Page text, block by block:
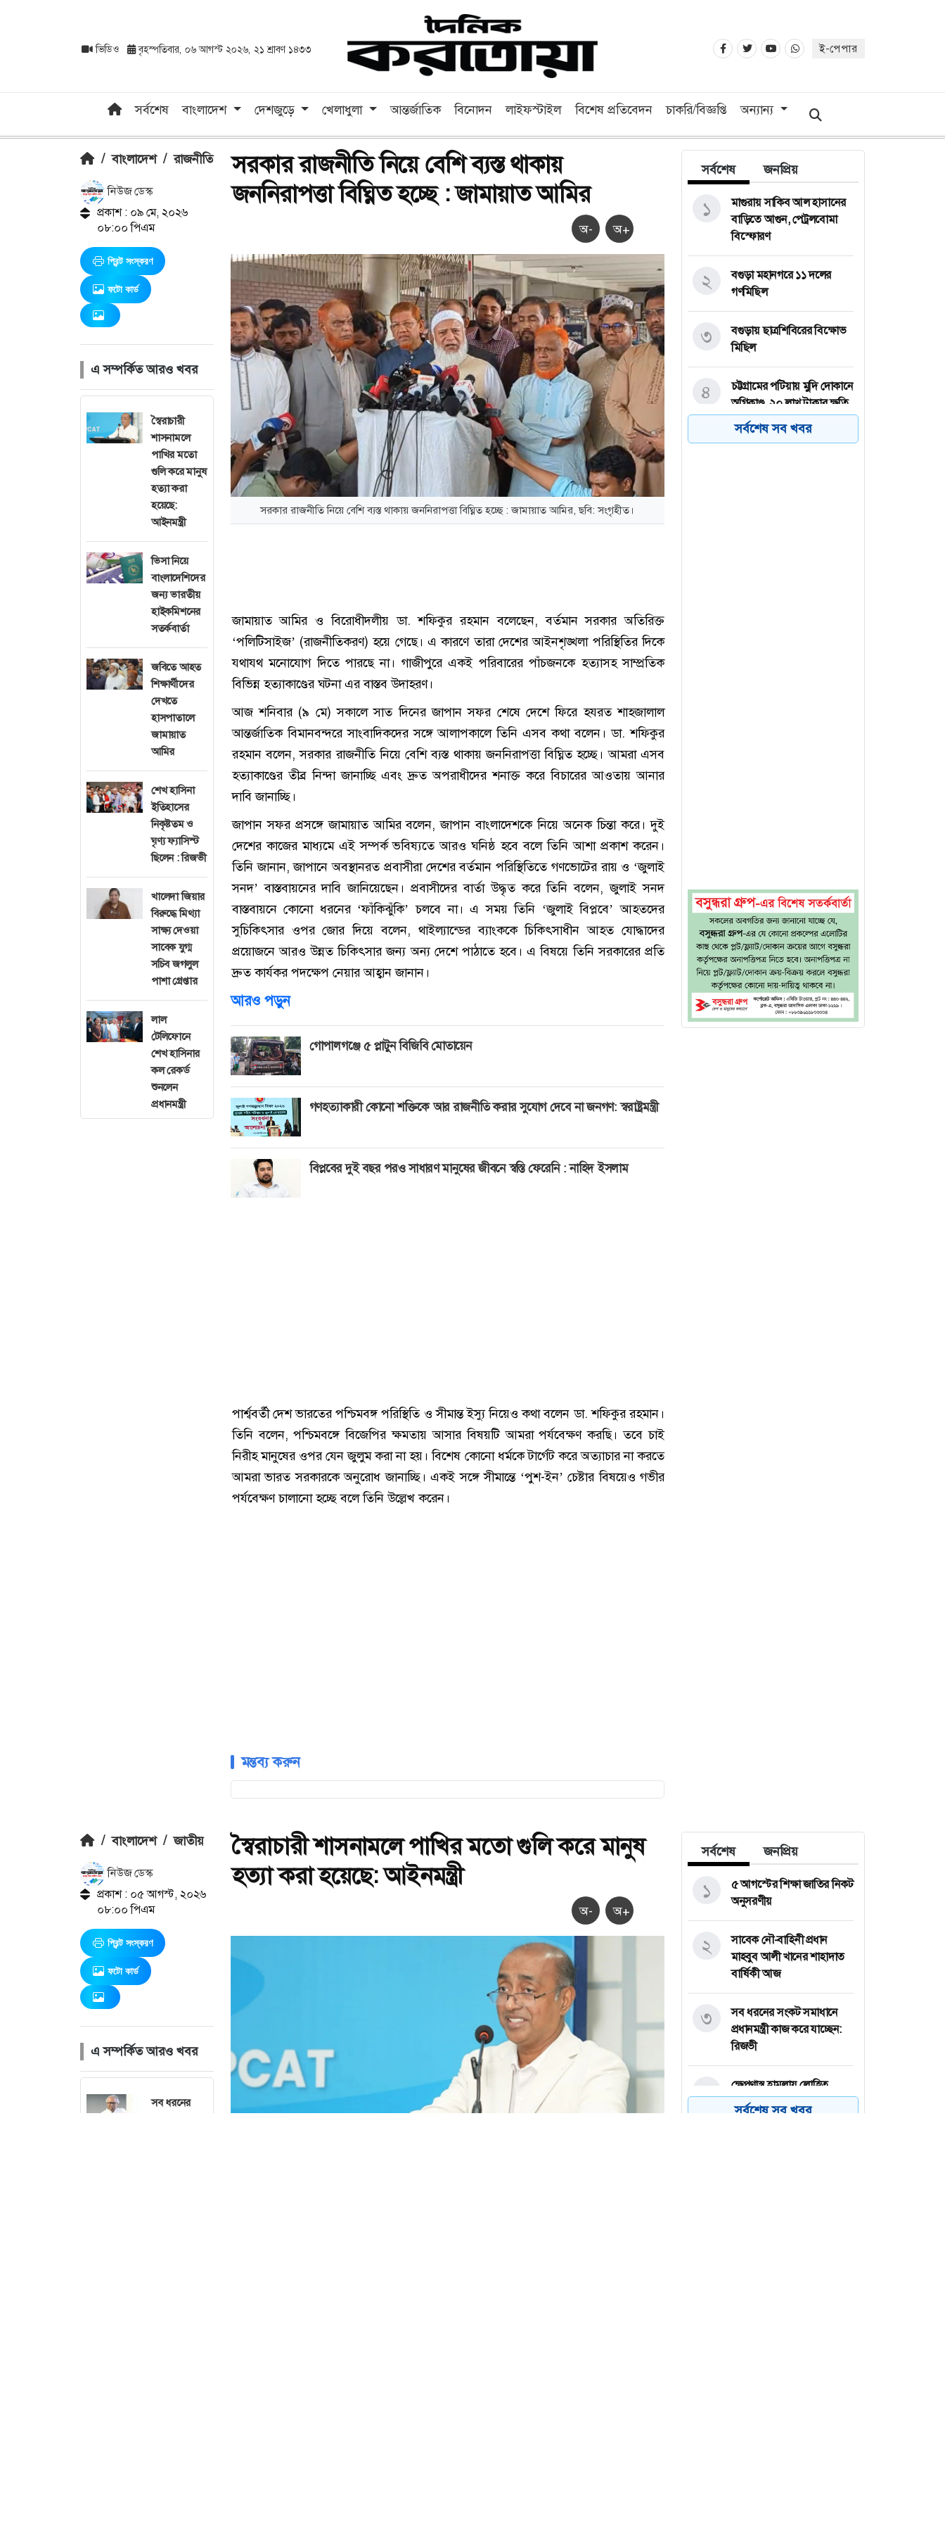
ভিডিও বৃহস্পতিবার, ০৬ আগস্ট ২০২৬, ২১ শ্রাবণ ১৪৩৩ ই-পেপার
সর্বশেষ বাংলাদেশ দেশজুড়ে খেলাধুলা আন্তর্জাতিক বিনোদন লাইফস্টাইল বিশেষ প্রতিবেদন চাকরি/বিজ্ঞপ্তি অন্যান্য
/ বাংলাদেশ / রাজনীতি
নিউজ ডেস্ক
প্রকাশ : ০৯ মে, ২০২৬
০৮:০০ পিএম
প্রিন্ট সংস্করণ
ফটো কার্ড
এ সম্পর্কিত আরও খবর
স্বৈরাচারী
শাসনামলে
পাখির মতো
গুলি করে মানুষ
হত্যা করা
হয়েছে:
আইনমন্ত্রী
ভিসা নিয়ে
বাংলাদেশিদের
জন্য ভারতীয়
হাইকমিশনের
সতর্কবার্তা
জবিতে আহত
শিক্ষার্থীদের
দেখতে
হাসপাতালে
জামায়াত
আমির
শেখ হাসিনা
ইতিহাসের
নিকৃষ্টতম ও
ঘৃণ্য ফ্যাসিস্ট
ছিলেন : রিজভী
খালেদা জিয়ার
বিরুদ্ধে মিথ্যা
সাক্ষ্য দেওয়া
সাবেক যুগ্ম
সচিব জগলুল
পাশা গ্রেপ্তার
লাল
টেলিফোনে
শেখ হাসিনার
কল রেকর্ড
শুনলেন
প্রধানমন্ত্রী
সরকার রাজনীতি নিয়ে বেশি ব্যস্ত থাকায়
জননিরাপত্তা বিঘ্নিত হচ্ছে : জামায়াত আমির
অ- অ+
সরকার রাজনীতি নিয়ে বেশি ব্যস্ত থাকায় জননিরাপত্তা বিঘ্নিত হচ্ছে : জামায়াত আমির, ছবি: সংগৃহীত।
জামায়াত আমির ও বিরোধীদলীয় ডা. শফিকুর রহমান বলেছেন, বর্তমান সরকার অতিরিক্ত
‘পলিটিসাইজ’ (রাজনীতিকরণ) হয়ে গেছে। এ কারণে তারা দেশের আইনশৃঙ্খলা পরিস্থিতির দিকে
যথাযথ মনোযোগ দিতে পারছে না। গাজীপুরে একই পরিবারের পাঁচজনকে হত্যাসহ সাম্প্রতিক
বিভিন্ন হত্যাকাণ্ডের ঘটনা এর বাস্তব উদাহরণ।
আজ শনিবার (৯ মে) সকালে সাত দিনের জাপান সফর শেষে দেশে ফিরে হযরত শাহজালাল
আন্তর্জাতিক বিমানবন্দরে সাংবাদিকদের সঙ্গে আলাপকালে তিনি এসব কথা বলেন। ডা. শফিকুর
রহমান বলেন, সরকার রাজনীতি নিয়ে বেশি ব্যস্ত থাকায় জননিরাপত্তা বিঘ্নিত হচ্ছে। আমরা এসব
হত্যাকাণ্ডের তীব্র নিন্দা জানাচ্ছি এবং দ্রুত অপরাধীদের শনাক্ত করে বিচারের আওতায় আনার
দাবি জানাচ্ছি।
জাপান সফর প্রসঙ্গে জামায়াত আমির বলেন, জাপান বাংলাদেশকে নিয়ে অনেক চিন্তা করে। দুই
দেশের কাজের মাধ্যমে এই সম্পর্ক ভবিষ্যতে আরও ঘনিষ্ঠ হবে বলে তিনি আশা প্রকাশ করেন।
তিনি জানান, জাপানে অবস্থানরত প্রবাসীরা দেশের বর্তমান পরিস্থিতিতে গণভোটের রায় ও ‘জুলাই
সনদ’ বাস্তবায়নের দাবি জানিয়েছেন। প্রবাসীদের বার্তা উদ্ধৃত করে তিনি বলেন, জুলাই সনদ
বাস্তবায়নে কোনো ধরনের ‘ফাঁকিঝুঁকি’ চলবে না। এ সময় তিনি ‘জুলাই বিপ্লবে’ আহতদের
সুচিকিৎসার ওপর জোর দিয়ে বলেন, থাইল্যান্ডের ব্যাংককে চিকিৎসাধীন আহত যোদ্ধাদের
প্রয়োজনে আরও উন্নত চিকিৎসার জন্য অন্য দেশে পাঠাতে হবে। এ বিষয়ে তিনি সরকারের প্রতি
দ্রুত কার্যকর পদক্ষেপ নেয়ার আহ্বান জানান।
আরও পড়ুন
গোপালগঞ্জে ৫ প্লাটুন বিজিবি মোতায়েন
গণহত্যাকারী কোনো শক্তিকে আর রাজনীতি করার সুযোগ দেবে না জনগণ: স্বরাষ্ট্রমন্ত্রী
বিপ্লবের দুই বছর পরও সাধারণ মানুষের জীবনে স্বস্তি ফেরেনি : নাহিদ ইসলাম
পার্শ্ববর্তী দেশ ভারতের পশ্চিমবঙ্গ পরিস্থিতি ও সীমান্ত ইস্যু নিয়েও কথা বলেন ডা. শফিকুর রহমান।
তিনি বলেন, পশ্চিমবঙ্গে বিজেপির ক্ষমতায় আসার বিষয়টি আমরা পর্যবেক্ষণ করছি। তবে চাই
নিরীহ মানুষের ওপর যেন জুলুম করা না হয়। বিশেষ কোনো ধর্মকে টার্গেট করে অত্যাচার না করতে
আমরা ভারত সরকারকে অনুরোধ জানাচ্ছি। একই সঙ্গে সীমান্তে ‘পুশ-ইন’ চেষ্টার বিষয়েও গভীর
পর্যবেক্ষণ চালানো হচ্ছে বলে তিনি উল্লেখ করেন।
মন্তব্য করুন
সর্বশেষ জনপ্রিয়
মাগুরায় সাকিব আল হাসানের
বাড়িতে আগুন, পেট্রলবোমা
বিস্ফোরণ
১
বগুড়া মহানগরে ১১ দলের
গণমিছিল
২
বগুড়ায় ছাত্রশিবিরের বিক্ষোভ
মিছিল
৩
চট্টগ্রামের পটিয়ায় মুদি দোকানে
অগ্নিকাণ্ড, ২০ লাখ টাকার ক্ষতি
৪
কক্সবাজারে জুলাই গণঅভ্যুত্থান
৫
সর্বশেষ সব খবর
/ বাংলাদেশ / জাতীয়
নিউজ ডেস্ক
প্রকাশ : ০৫ আগস্ট, ২০২৬
০৮:০০ পিএম
প্রিন্ট সংস্করণ
ফটো কার্ড
এ সম্পর্কিত আরও খবর
সব ধরনের
স্বৈরাচারী শাসনামলে পাখির মতো গুলি করে মানুষ
হত্যা করা হয়েছে: আইনমন্ত্রী
অ- অ+
সর্বশেষ জনপ্রিয়
৫ আগস্টের শিক্ষা জাতির নিকট
অনুসরণীয়
১
সাবেক নৌ-বাহিনী প্রধান
মাহবুব আলী খানের শাহাদাত
বার্ষিকী আজ
২
সব ধরনের সংকট সমাধানে
প্রধানমন্ত্রী কাজ করে যাচ্ছেন:
রিজভী
৩
ক্ষেপণাস্ত্র হামলায় লোহিত
সাগরে ভারতীয় জাহাজ ডুবি
৪
সর্বশেষ সব খবর